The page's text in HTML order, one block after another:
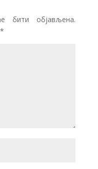
бити објављена.
*